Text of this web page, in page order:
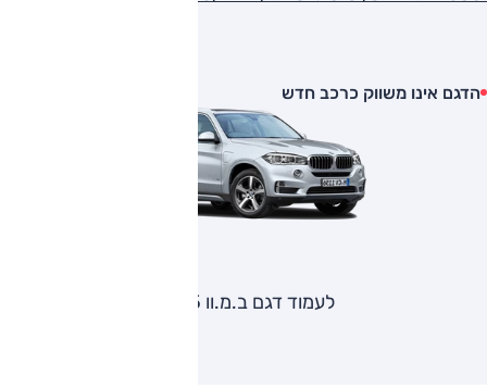
הדגם אינו משווק כרכב חדש
לעמוד דגם ב.מ.וו X5